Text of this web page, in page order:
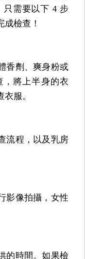
只需要以下 4 步
檢查！
香劑、爽身粉或
，將上半身的衣
服。
流程，以及乳房
影像拍攝，女性
的時間。如果檢